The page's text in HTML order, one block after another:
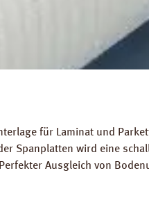
für Laminat und
Spanplatten wird eine
Ausgleich von
25 kg/m³. FCKW- und